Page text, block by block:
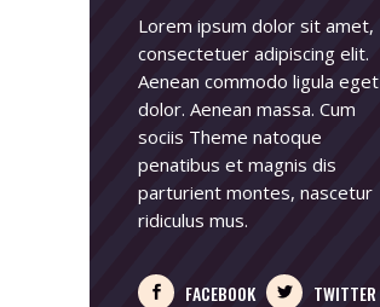
Lorem ipsum dolor sit amet,
consectetuer adipiscing elit.
Aenean commodo ligula eget
dolor. Aenean massa. Cum
sociis Theme natoque
penatibus et magnis dis
parturient montes, nascetur
ridiculus mus.
FACEBOOK
TWITTER